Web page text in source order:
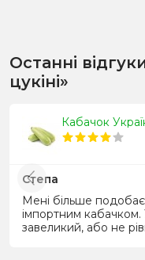
Останні
цукіні»
Кабачок
Степа
Мені більше
імпортним кабачком.
завеликий, або не